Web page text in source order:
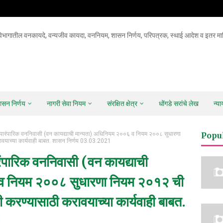
वनकायदे, वन्यजीव कायदा, वननियम, शासन निर्णय, परिपत्रक, स्थाई आदेश व इतर
निर्णय नागरी सेवा नियम संरक्षित क्षेत्र धोंगडे सरांचे लेख
वननिवासी (वन कायद्याची मान्यता) अधिनियम २००६ व नियम २००८ सुधारणा
कार्यवाही बाबत. शासन निर्णय 03.03.2021
वननिवासी (वन कायद्याची
नियम २००८ सुधारणा नियम २०१२ ची
करावयाच्या कार्यवाही बाबत.